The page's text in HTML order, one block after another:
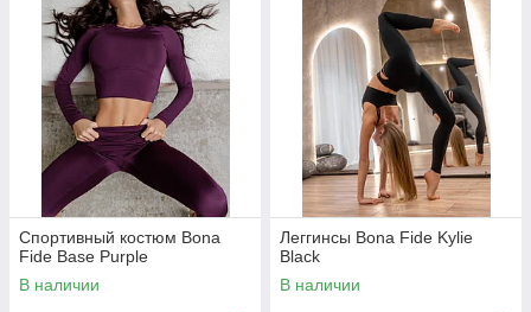
Спортивный костюм Bona
Fide Base Purple
В наличии
Леггинсы Bona Fide Kylie
Black
В наличии